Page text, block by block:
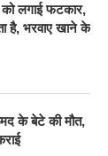
को लगाई फटकार,
है, भरवाए खाने के
के बेटे की मौत,